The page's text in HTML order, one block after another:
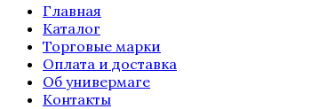
Главная
Каталог
Торговые марки
Оплата и доставка
Об универмаге
Контакты